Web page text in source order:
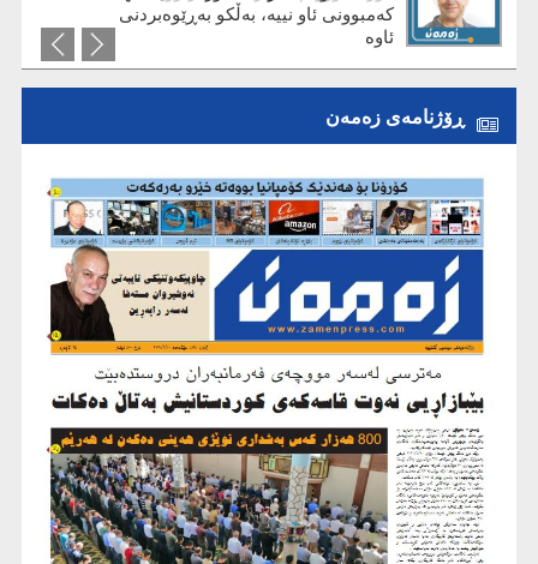
کەمبوونی ئاو نییە، بەڵکو بەڕێوەبردنی
ئاوە
ڕۆژنامەی زەمەن